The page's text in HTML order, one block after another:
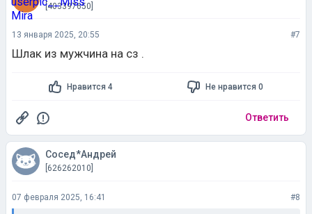
[403397650]
13 января 2025, 20:55 #7
Шлак из мужчина на сз .
Нравится 4 Не нравится 0
Ответить
Сосед*Андрей
[626262010]
07 февраля 2025, 16:41 #8